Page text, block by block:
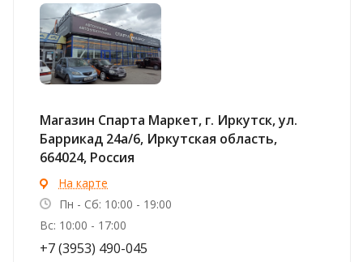
Магазин Спарта Маркет, г. Иркутск, ул. ​
Баррикад 24а/6, Иркутская область,
664024, Россия
На карте
Пн - Сб: 10:00 - 19:00
Вс: 10:00 - 17:00
+7 (3953) 490-045